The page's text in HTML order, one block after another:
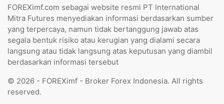
FOREXimf.com sebagai website resmi PT International
Mitra Futures menyediakan informasi berdasarkan sumber
yang terpercaya, namun tidak bertanggung jawab atas
segala bentuk risiko atau kerugian yang dialami secara
langsung atau tidak langsung atas keputusan yang diambil
berdasarkan informasi tersebut
© 2026 - FOREXimf - Broker Forex Indonesia. All rights
reserved.